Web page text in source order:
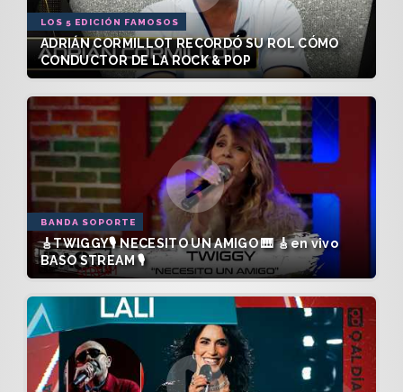
LOS 5 EDICIÓN FAMOSOS
ADRIÁN CORMILLOT RECORDÓ SU ROL CÓMO
CONDUCTOR DE LA ROCK & POP
BANDA SOPORTE
🎸TWIGGY🎙️ NECESITO UN AMIGO 🎹 🎸en vivo
BASO STREAM 🎙️